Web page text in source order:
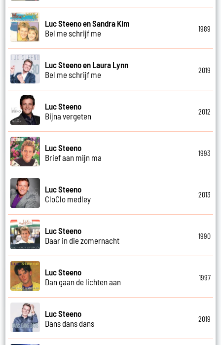
Luc Steeno en Sandra Kim
Bel me schrijf me
1989
Luc Steeno en Laura Lynn
Bel me schrijf me
2019
Luc Steeno
Bijna vergeten
2012
Luc Steeno
Brief aan mijn ma
1993
Luc Steeno
CloClo medley
2013
Luc Steeno
Daar in die zomernacht
1990
Luc Steeno
Dan gaan de lichten aan
1997
Luc Steeno
Dans dans dans
2019